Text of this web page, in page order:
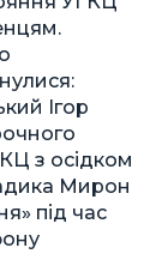
Ігор
з осідком
Мирон
під час